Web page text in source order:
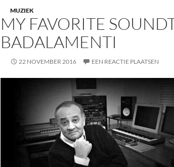
MUZIEK
MY FAVORITE
BADALAMENTI
22 NOVEMBER 2016 EEN REACTIE PLAATSEN